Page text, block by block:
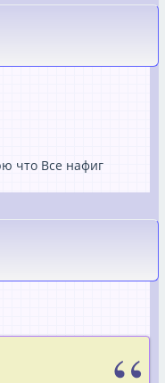
что Все нафиг